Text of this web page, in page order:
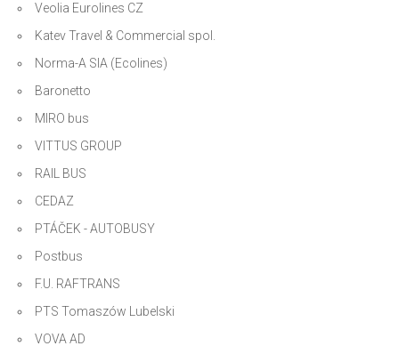
Veolia Eurolines CZ
Katev Travel & Commercial spol.
Norma-A SIA (Ecolines)
Baronetto
MIRO bus
VITTUS GROUP
RAIL BUS
CEDAZ
PTÁČEK - AUTOBUSY
Postbus
F.U. RAFTRANS
PTS Tomaszów Lubelski
VOVA AD